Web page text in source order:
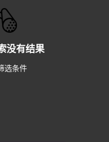
没有结果
选条件